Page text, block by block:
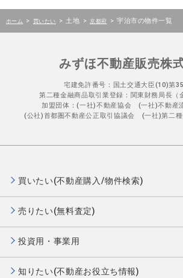
ホーム > 買いたい > 土地 > 京都府 > 宇治市の物件一覧
みずほ不動産販売株
宅建免許番号：国土交通大臣(10)第
第二種金融商品取引業登録：関東財務局長（
加盟団体：(一社)不動産協会 (一社)不動産
(公社)首都圏不動産公正取引協議会 (一社)第二種
買いたい(不動産購入/物件検索)
売りたい(無料査定)
投資用・事業用
知りたい(不動産お役立ち情報)